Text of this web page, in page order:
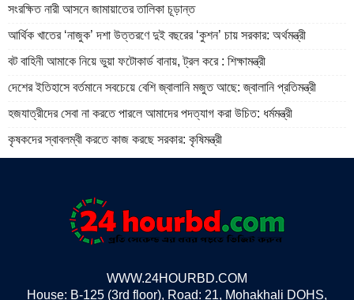
সংরক্ষিত নারী আসনে জামায়াতের তালিকা চূড়ান্ত
আর্থিক খাতের ‘নাজুক’ দশা উত্তরণে দুই বছরের ‘কুশন’ চায় সরকার: অর্থমন্ত্রী
বট বাহিনী আমাকে নিয়ে ভুয়া ফটোকার্ড বানায়, ট্রল করে : শিক্ষামন্ত্রী
দেশের ইতিহাসে বর্তমানে সবচেয়ে বেশি জ্বালানি মজুত আছে: জ্বালানি প্রতিমন্ত্রী
হজযাত্রীদের সেবা না করতে পারলে আমাদের পদত্যাগ করা উচিত: ধর্মমন্ত্রী
কৃষকদের স্বাবলম্বী করতে কাজ করছে সরকার: কৃষিমন্ত্রী
WWW.24HOURBD.COM
House: B-125 (3rd floor), Road: 21, Mohakhali DOHS,